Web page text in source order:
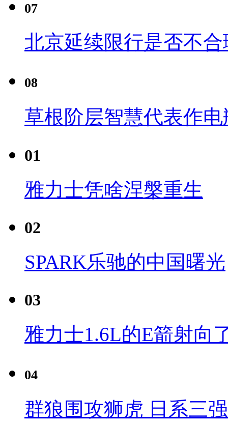
07
北京延续限行是否不
08
草根阶层智慧代表作电
01
雅力士凭啥涅槃重生
02
SPARK乐驰的中国曙光
03
雅力士1.6L的E箭射向
04
群狼围攻狮虎 日系三